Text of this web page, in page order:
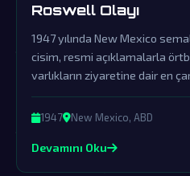
Roswell Olayı
1947 yılında New Mexico
cisim, resmi açıklamalarla
varlıkların ziyaretine dair en
ediliyor.
1947 New Mexico, ABD
Devamını Oku